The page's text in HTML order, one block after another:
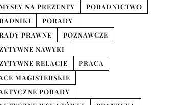
NA PREZENTY
PORADNICTWO
PORADY
PRAWNE
POZNAWCZE
NAWYKI
RELACJE
PRACA
MAGISTERSKIE
PORADY